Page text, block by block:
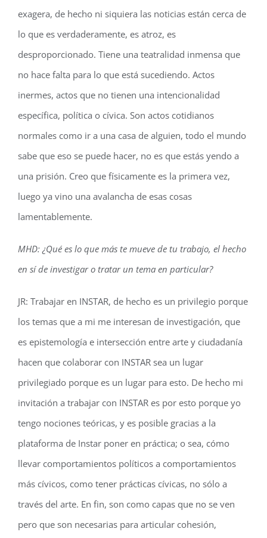
exagera, de hecho ni siquiera las noticias están cerca de
lo que es verdaderamente, es atroz, es
desproporcionado. Tiene una teatralidad inmensa que
no hace falta para lo que está sucediendo. Actos
inermes, actos que no tienen una intencionalidad
específica, política o cívica. Son actos cotidianos
normales como ir a una casa de alguien, todo el mundo
sabe que eso se puede hacer, no es que estás yendo a
una prisión. Creo que físicamente es la primera vez,
luego ya vino una avalancha de esas cosas
lamentablemente.
MHD: ¿Qué es lo que más te mueve de tu trabajo, el hecho
en sí de investigar o tratar un tema en particular?
JR: Trabajar en INSTAR, de hecho es un privilegio porque
los temas que a mi me interesan de investigación, que
es epistemología e intersección entre arte y ciudadanía
hacen que colaborar con INSTAR sea un lugar
privilegiado porque es un lugar para esto. De hecho mi
invitación a trabajar con INSTAR es por esto porque yo
tengo nociones teóricas, y es posible gracias a la
plataforma de Instar poner en práctica; o sea, cómo
llevar comportamientos políticos a comportamientos
más cívicos, como tener prácticas cívicas, no sólo a
través del arte. En fin, son como capas que no se ven
pero que son necesarias para articular cohesión,